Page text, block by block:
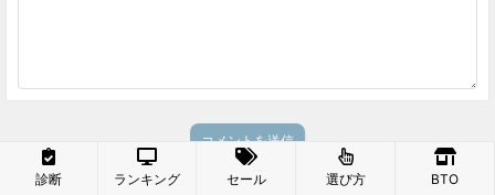
診断 ランキング セール 選び方 BTO